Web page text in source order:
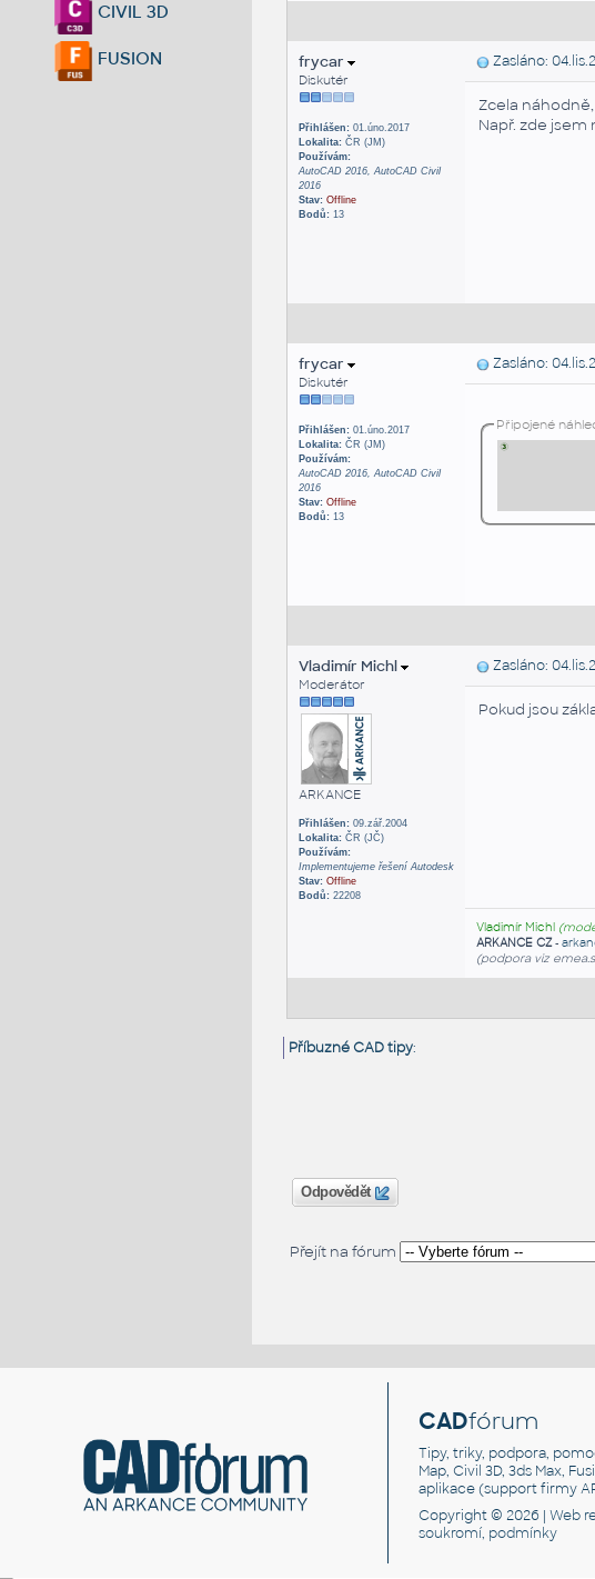
CIVIL 3D
FUSION frycar
Diskutér
Přihlášen:01.úno.2017
Lokalita:ČR (JM)
Používám:
AutoCAD 2016, AutoCAD Civil
2016
Stav: Offline
Bodů:13
Zasláno:
Zcela
Např. zde jsem
frycar
Diskutér
Přihlášen:01.úno.2017
Lokalita:ČR (JM)
Používám:
AutoCAD 2016, AutoCAD Civil
2016
Stav: Offline
Bodů:13
Zasláno:
Připojené
Vladimír Michl
Moderátor
ARKANCE
Přihlášen:09.zář.2004
Lokalita:ČR (JČ)
Používám:
Implementujeme řešení Autodesk
Stav: Offline
Bodů:22208
Zasláno:
Pokud jsou
Vladimír Michl
ARKANCE CZ-
(podpora viz
Příbuzné CAD tipy:
Odpovědět
Přejít na fórum
CADfórum
Tipy, triky, podpora,
Map, Civil 3D, 3ds Max,
aplikace (support firmy
Copyright © 2026 |Web
soukromí, podmínky